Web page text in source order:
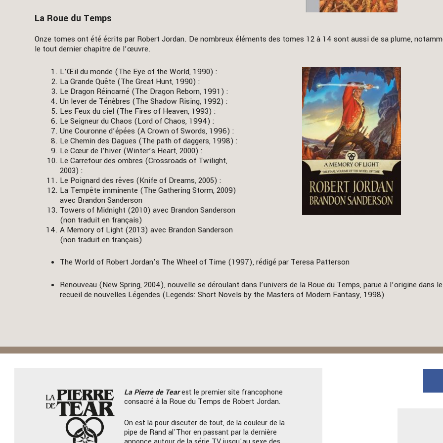
La Roue du Temps
Onze tomes ont été écrits par Robert Jordan. De nombreux éléments des tomes 12 à 14 sont aussi de sa plume,
le tout dernier chapitre de l’œuvre.
L’Œil du monde (The Eye of the World, 1990) :
La Grande Quête (The Great Hunt, 1990) :
Le Dragon Réincarné (The Dragon Reborn, 1991) :
Un lever de Ténèbres (The Shadow Rising, 1992) :
Les Feux du ciel (The Fires of Heaven, 1993) :
Le Seigneur du Chaos (Lord of Chaos, 1994) :
Une Couronne d’épées (A Crown of Swords, 1996) :
Le Chemin des Dagues (The path of daggers, 1998) :
Le Cœur de l’hiver (Winter’s Heart, 2000) :
Le Carrefour des ombres (Crossroads of Twilight,
2003) :
Le Poignard des rêves (Knife of Dreams, 2005) :
La Tempête imminente (The Gathering Storm, 2009)
avec Brandon Sanderson
Towers of Midnight (2010) avec Brandon Sanderson
(non traduit en français)
A Memory of Light (2013) avec Brandon Sanderson
(non traduit en français)
The World of Robert Jordan’s The Wheel of Time (1997), rédigé par Teresa Patterson
Renouveau (New Spring, 2004), nouvelle se déroulant dans l’univers de la Roue du Temps, parue à l’origine dans le
recueil de nouvelles Légendes (Legends: Short Novels by the Masters of Modern Fantasy, 1998)
La Pierrede Tearest le premier site francophone
consacré à la Roue du Temps de Robert Jordan.
On est là pour discuter de tout, de la couleur de la
pipe de Rand al'Thor en passant par la dernière